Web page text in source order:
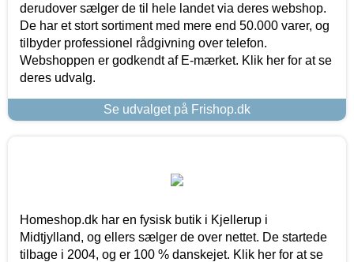
derudover sælger de til hele landet via deres webshop.
De har et stort sortiment med mere end 50.000 varer, og
tilbyder professionel rådgivning over telefon.
Webshoppen er godkendt af E-mærket. Klik her for at se
deres udvalg.
Se udvalget på Frishop.dk
Homeshop.dk har en fysisk butik i Kjellerup i
Midtjylland, og ellers sælger de over nettet. De startede
tilbage i 2004, og er 100 % danskejet. Klik her for at se